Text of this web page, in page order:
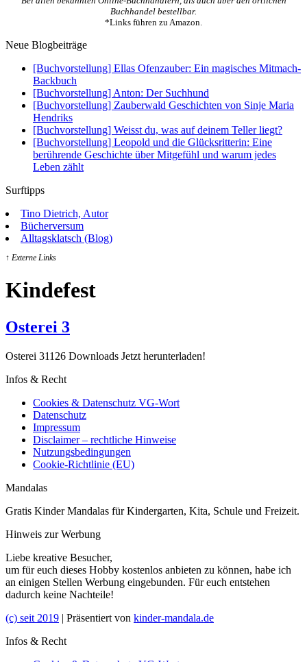
Buchhandel bestellbar.
*Links führen zu Amazon.
Neue Blogbeiträge
[Buchvorstellung] Ellas Ofenzauber: Ein magisches Mitmach-
Backbuch
[Buchvorstellung] Anton: Der Suchhund
[Buchvorstellung] Zauberwald Geschichten von Sinje Maria
Hendriks
[Buchvorstellung] Weisst du, was auf deinem Teller liegt?
[Buchvorstellung] Leopold und die Glücksritterin: Eine
berührende Geschichte über Mitgefühl und warum jedes
Leben zählt
Surftipps
Tino Dietrich, Autor
Bücherversum
Alltagsklatsch (Blog)
↑ Externe Links
Kindefest
Osterei 3
Osterei 31126 Downloads Jetzt herunterladen!
Infos & Recht
Cookies & Datenschutz VG-Wort
Datenschutz
Impressum
Disclaimer – rechtliche Hinweise
Nutzungsbedingungen
Cookie-Richtlinie (EU)
Mandalas
Gratis Kinder Mandalas für Kindergarten, Kita, Schule und Freizeit.
Hinweis zur Werbung
Liebe kreative Besucher,
um für euch dieses Hobby kostenlos anbieten zu können, habe ich
an einigen Stellen Werbung eingebunden. Für euch entstehen
dadurch keine Nachteile!
(c) seit 2019 | Präsentiert von kinder-mandala.de
Infos & Recht